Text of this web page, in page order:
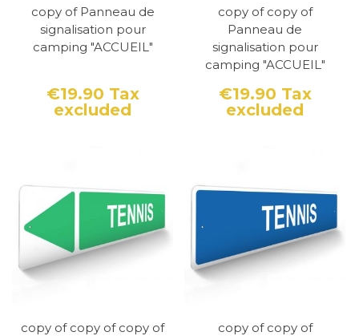
copy of Panneau de
signalisation pour
camping "ACCUEIL"
Price
€19.90 Tax
excluded
copy of copy of
Panneau de
signalisation pour
camping "ACCUEIL"
Price
€19.90 Tax
excluded
copy of copy of copy of
copy of copy of